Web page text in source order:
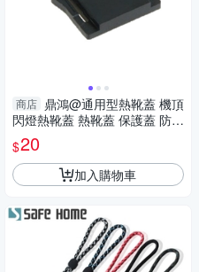
商店 鼎鴻@通用型熱靴蓋 機頂
閃燈熱靴蓋 熱靴蓋 保護蓋 防塵
閃燈 閃光燈 適用 Nikon Canon
$20
加入購物車